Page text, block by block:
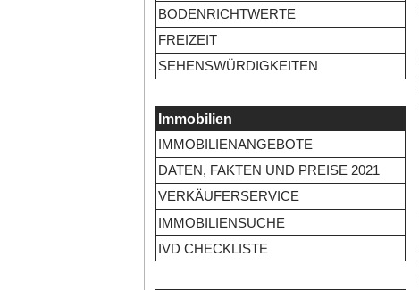
BODENRICHTWERTE
FREIZEIT
SEHENSWÜRDIGKEITEN
Immobilien
IMMOBILIENANGEBOTE
DATEN, FAKTEN UND PREISE 2021
VERKÄUFERSERVICE
IMMOBILIENSUCHE
IVD CHECKLISTE